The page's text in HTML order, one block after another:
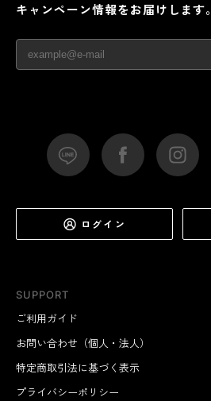
SUPPORT
ご利用ガイド
お問い合わせ（個人・法人）
特定商取引法に基づく表示
プライバシーポリシー
キャンペーン情報をお届けします。
ログイン